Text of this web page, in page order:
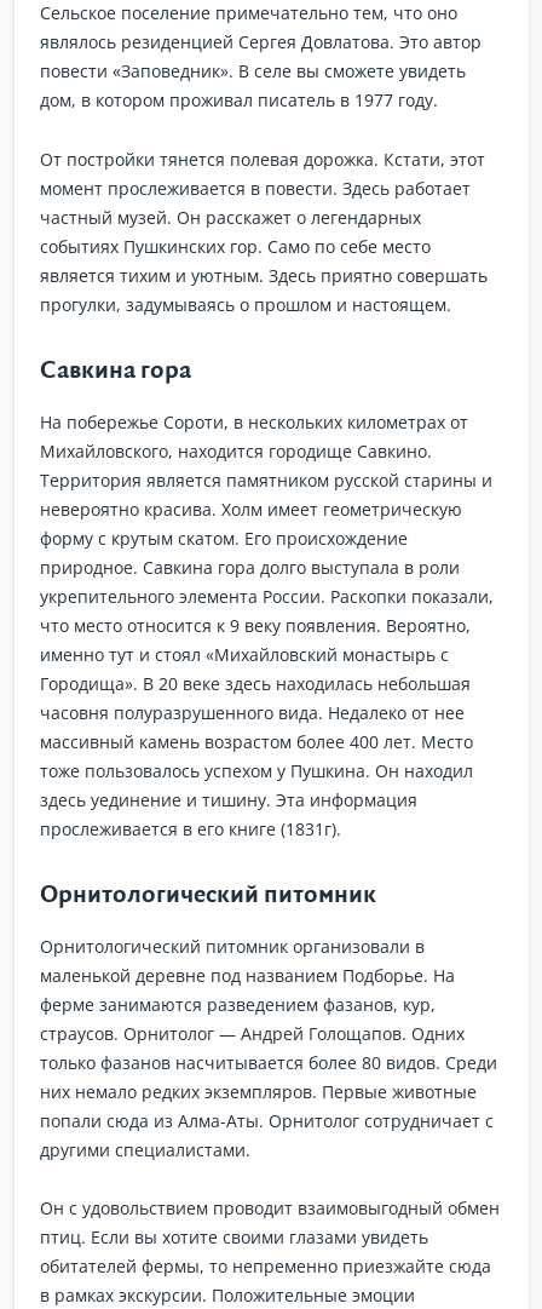
Сельское поселение примечательно тем, что оно
являлось резиденцией Сергея Довлатова. Это автор
повести «Заповедник». В селе вы сможете увидеть
дом, в котором проживал писатель в 1977 году.
От постройки тянется полевая дорожка. Кстати, этот
момент прослеживается в повести. Здесь работает
частный музей. Он расскажет о легендарных
событиях Пушкинских гор. Само по себе место
является тихим и уютным. Здесь приятно совершать
прогулки, задумываясь о прошлом и настоящем.
Савкина гора
На побережье Сороти, в нескольких километрах от
Михайловского, находится городище Савкино.
Территория является памятником русской старины и
невероятно красива. Холм имеет геометрическую
форму с крутым скатом. Его происхождение
природное. Савкина гора долго выступала в роли
укрепительного элемента России. Раскопки показали,
что место относится к 9 веку появления. Вероятно,
именно тут и стоял «Михайловский монастырь с
Городища». В 20 веке здесь находилась небольшая
часовня полуразрушенного вида. Недалеко от нее
массивный камень возрастом более 400 лет. Место
тоже пользовалось успехом у Пушкина. Он находил
здесь уединение и тишину. Эта информация
прослеживается в его книге (1831г).
Орнитологический питомник
Орнитологический питомник организовали в
маленькой деревне под названием Подборье. На
ферме занимаются разведением фазанов, кур,
страусов. Орнитолог — Андрей Голощапов. Одних
только фазанов насчитывается более 80 видов. Среди
них немало редких экземпляров. Первые животные
попали сюда из Алма-Аты. Орнитолог сотрудничает с
другими специалистами.
Он с удовольствием проводит взаимовыгодный обмен
птиц. Если вы хотите своими глазами увидеть
обитателей фермы, то непременно приезжайте сюда
в рамках экскурсии. Положительные эмоции